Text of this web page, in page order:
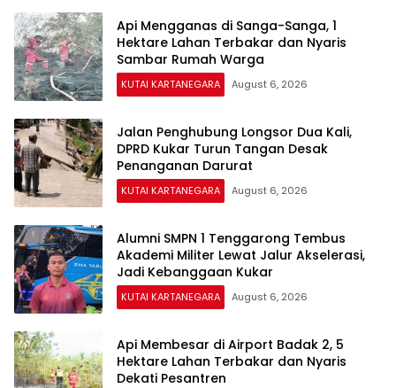
Api Mengganas di Sanga-Sanga, 1
Hektare Lahan Terbakar dan Nyaris
Sambar Rumah Warga
KUTAI KARTANEGARA August 6, 2026
Jalan Penghubung Longsor Dua Kali,
DPRD Kukar Turun Tangan Desak
Penanganan Darurat
KUTAI KARTANEGARA August 6, 2026
Alumni SMPN 1 Tenggarong Tembus
Akademi Militer Lewat Jalur Akselerasi,
Jadi Kebanggaan Kukar
KUTAI KARTANEGARA August 6, 2026
Api Membesar di Airport Badak 2, 5
Hektare Lahan Terbakar dan Nyaris
Dekati Pesantren